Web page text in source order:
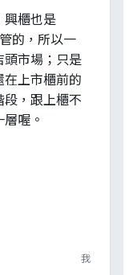
興櫃也是
的，所以一
頭市場；只是
在上市櫃前的
段，跟上櫃不
喔。
我